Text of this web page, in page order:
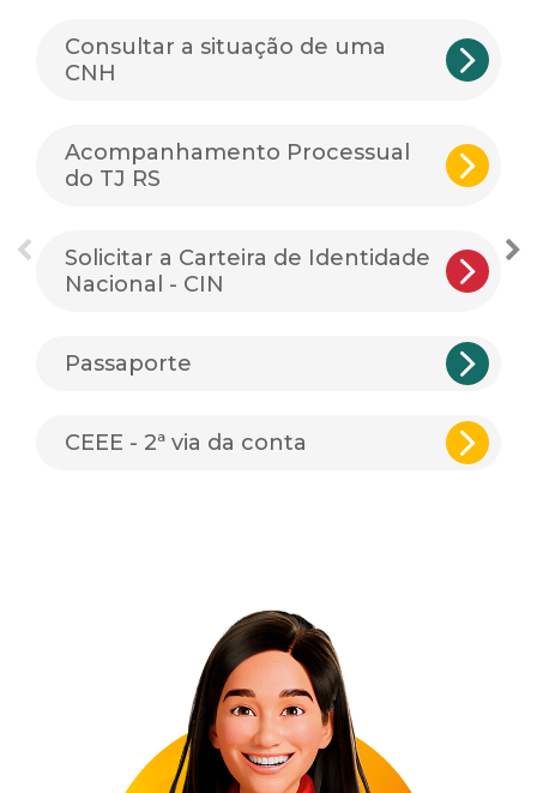
Consultar a situação de uma
CNH
Acompanhamento Processual
do TJ RS
Solicitar a Carteira de Identidade
Nacional - CIN
Passaporte
CEEE - 2ª via da conta